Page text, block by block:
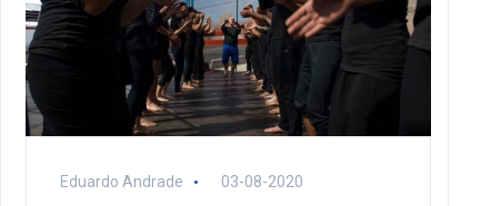
Eduardo Andrade 03-08-2020